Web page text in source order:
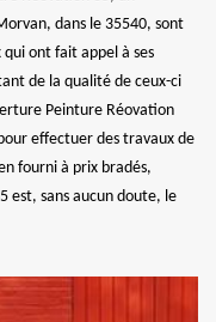
dans le 35540, sont
ont fait appel à ses
de la qualité de ceux-ci
Peinture Réovation
effectuer des travaux de
fourni à prix bradés,
est, sans aucun doute, le